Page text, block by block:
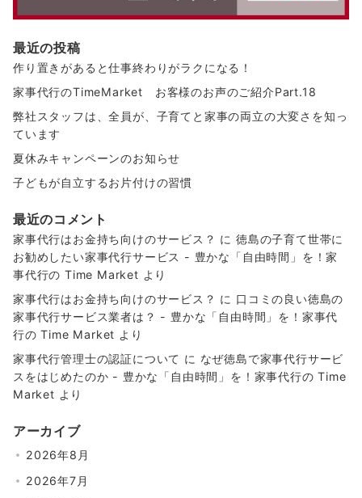
最近の投稿
作り置きがあると仕事終わりがラクになる！
家事代行のTimeMarket お客様のお声のご紹介Part.18
弊社スタッフは、全員が、子育てと家事の両立の大変さを知っ
ています
夏休みキャンペーンのお知らせ
子どもが自立するお片付けの習慣
最近のコメント
家事代行はお金持ち向けのサービス？ に徳島の子育て世帯に
お勧めしたい家事代行サービス - 豊かな「自由時間」を！家
事代行の Time Market より
家事代行はお金持ち向けのサービス？ に 口コミの良い徳島の
家事代行サービス業者は？ - 豊かな「自由時間」を！家事代
行の Time Market より
家事代行管理士の認証について に なぜ徳島で家事代行サービ
スをはじめたのか - 豊かな「自由時間」を！家事代行の Time
Market より
アーカイブ
2026年8月
2026年7月